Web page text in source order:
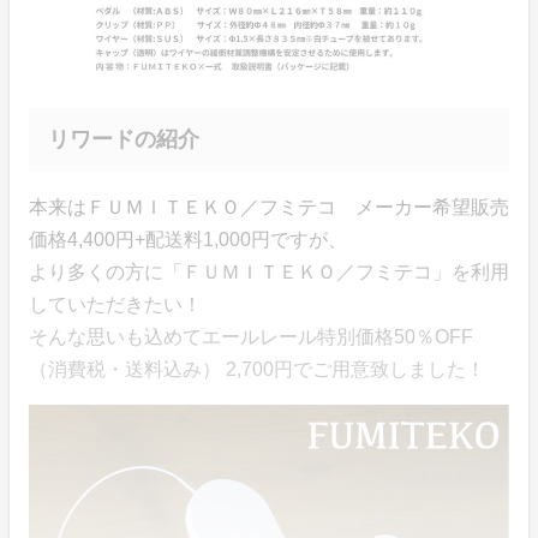
リワードの紹介
本来はＦＵＭＩＴＥＫＯ／フミテコ メーカー希望販売
価格4,400円+配送料1,000円ですが、
より多くの方に「ＦＵＭＩＴＥＫＯ／フミテコ」を利用
していただきたい！
そんな思いも込めてエールレール特別価格50％OFF
（消費税・送料込み） 2,700円でご用意致しました！